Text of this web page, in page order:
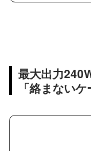
最大出力
「絡まないケ